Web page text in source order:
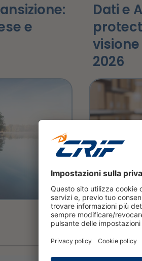
e
Dati e
visione
2026
leggi tutto